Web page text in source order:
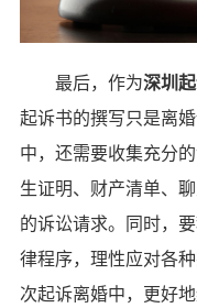
最后，作为深圳
起诉书的撰写只是离
中，还需要收集充分
生证明、财产清单、
的诉讼请求。同时，
律程序，理性应对各
次起诉离婚中，更好